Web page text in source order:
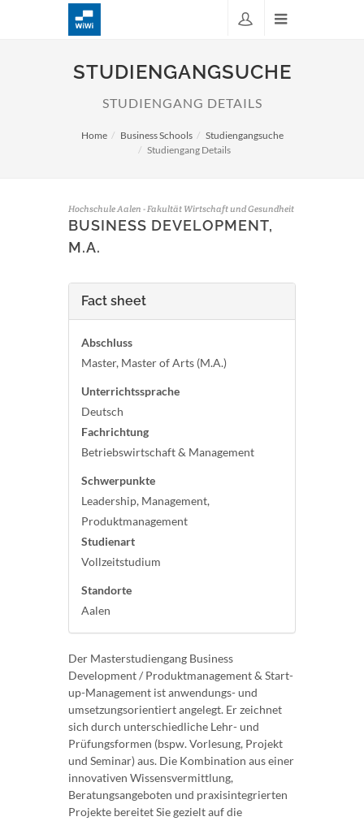
STUDIENGANGSUCHE
STUDIENGANG DETAILS
Home Business Schools
Studiengangsuche
Studiengang Details
Hochschule Aalen - Fakultät Wirtschaft und Gesundheit
BUSINESS DEVELOPMENT,
M.A.
Fact sheet
Abschluss
Master, Master of Arts (M.A.)
Unterrichtssprache
Deutsch
Fachrichtung
Betriebswirtschaft & Management
Schwerpunkte
Leadership, Management,
Produktmanagement
Studienart
Vollzeitstudium
Standorte
Aalen
Der Masterstudiengang Business
Development / Produktmanagement & Start-
up-Management ist anwendungs- und
umsetzungsorientiert angelegt. Er zeichnet
sich durch unterschiedliche Lehr- und
Prüfungsformen (bspw. Vorlesung, Projekt
und Seminar) aus. Die Kombination aus einer
innovativen Wissensvermittlung,
Beratungsangeboten und praxisintegrierten
Projekte bereitet Sie gezielt auf die